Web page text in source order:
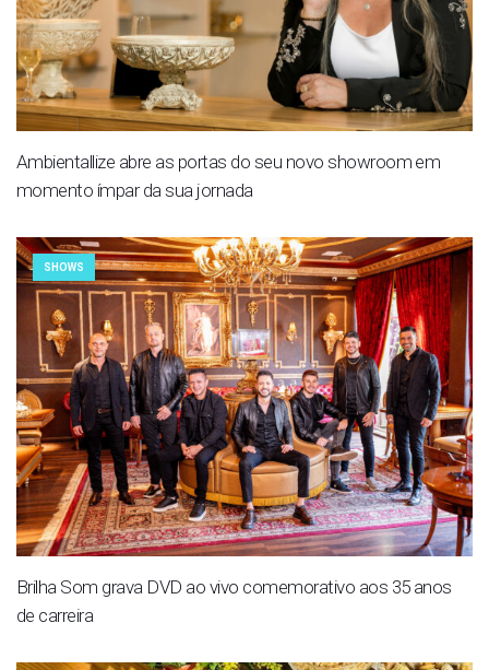
Ambientallize abre as portas do seu novo showroom em
momento ímpar da sua jornada
SHOWS
Brilha Som grava DVD ao vivo comemorativo aos 35 anos
de carreira